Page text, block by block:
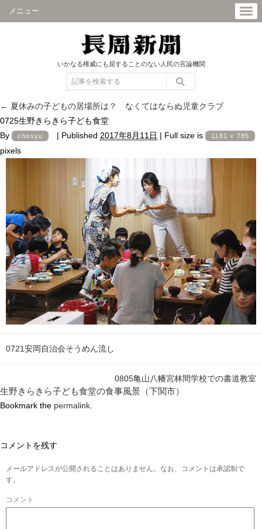
メニュー
いかなる権威にも屈することのない人民の言論機関
← 夏休みの子どもの居場所は？ なくてはならぬ児童クラブ
0725生野きらきら子ども食堂
By
chosyu | Published 2017年8月11日 | Full size is 1181 × 785
pixels
0721安岡自治会そうめん流し
0805亀山八幡宮林間学校での書道教室
生野きらきら子ども食堂の食事風景（下関市）
Bookmark the permalink.
コメントを残す
メールアドレスが公開されることはありません。なお、コメントは承認制で
す。
コメント